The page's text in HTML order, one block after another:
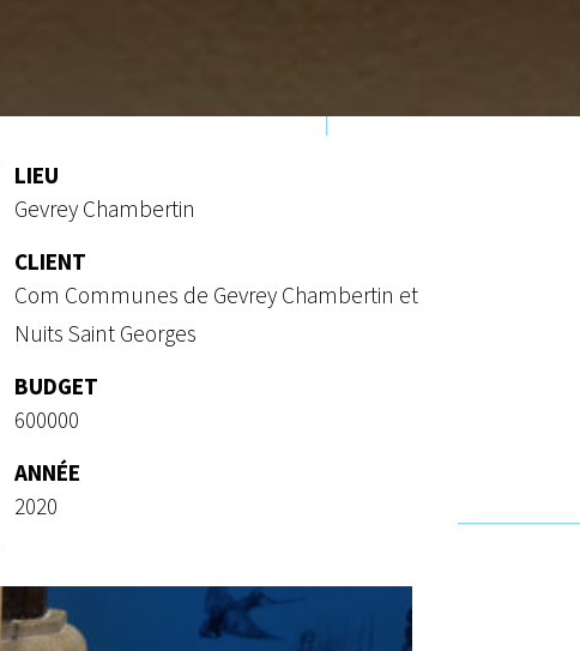
LIEU
Gevrey Chambertin
CLIENT
Com Communes de Gevrey Chambertin et
Nuits Saint Georges
BUDGET
600000
ANNÉE
2020